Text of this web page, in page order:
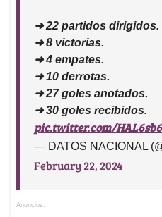
➜ 22 partidos dirigidos.
➜ 8 victorias.
➜ 4 empates.
➜ 10 derrotas.
➜ 27 goles anotados.
➜ 30 goles recibidos.
pic.twitter.com/
— DATOS NACIONAL
February 22, 2024
Anuncios.